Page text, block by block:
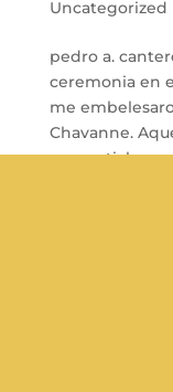
Uncategorized
pedro a.
ceremonia en
me
Chavanne.
manantial